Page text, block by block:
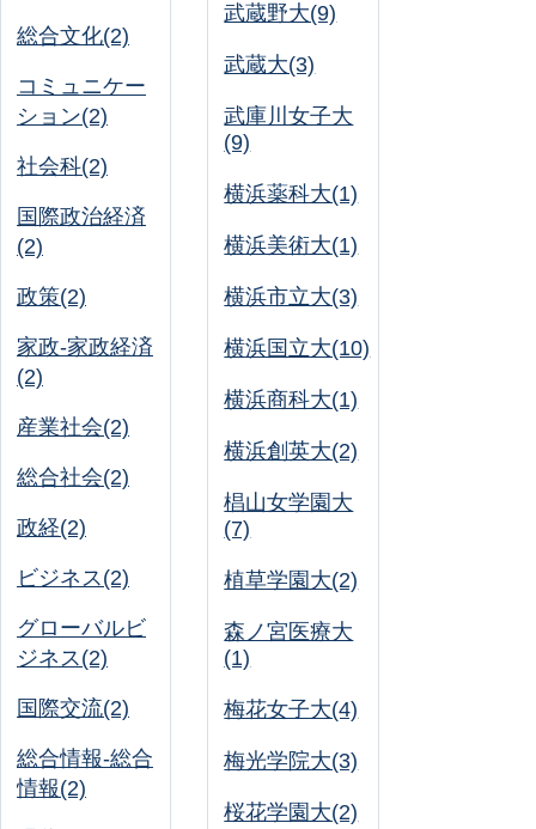
総合文化(2)
コミュニケー
ション(2)
社会科(2)
国際政治経済
(2)
政策(2)
家政-家政経済
(2)
産業社会(2)
総合社会(2)
政経(2)
ビジネス(2)
グローバルビ
ジネス(2)
国際交流(2)
総合情報-総合
情報(2)
武蔵野大(9)
武蔵大(3)
武庫川女子大
(9)
横浜薬科大(1)
横浜美術大(1)
横浜市立大(3)
横浜国立大(10)
横浜商科大(1)
横浜創英大(2)
椙山女学園大
(7)
植草学園大(2)
森ノ宮医療大
(1)
梅花女子大(4)
梅光学院大(3)
桜花学園大(2)